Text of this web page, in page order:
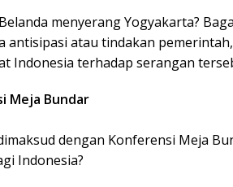
menyerang Yogyakarta?
antisipasi atau tindakan
Indonesia terhadap serangan
Meja Bundar
dengan Konferensi Meja
Indonesia?